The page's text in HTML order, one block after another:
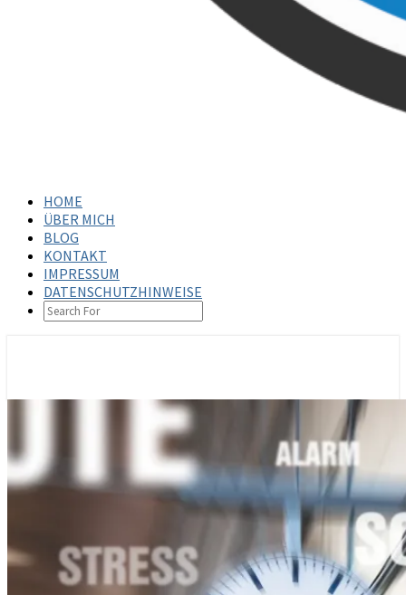
HOME
ÜBER MICH
BLOG
KONTAKT
IMPRESSUM
DATENSCHUTZHINWEISE
SEARCH
ICON